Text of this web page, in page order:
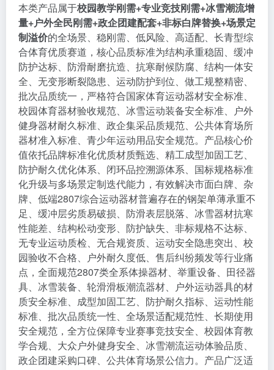
本类产品属于校园教学刚需+专业竞技刚需+冰雪潮流增
量+户外全民刚需+政企团建配套+非标白牌替换+场景定
制溢价的全场景、稳刚需、低风险、高适配、长青型综
合体育优质赛道，核心品质标准为结构承重稳固、缓冲
防护达标、防滑耐磨抗造、抗寒耐候防腐、结构一体安
全、无变形断裂隐患、运动防护到位、做工规整精密、
批次品质统一，严格符合国家体育运动器材安全标准、
校园体育器材验收规范、冰雪运动装备安全标准、户外
健身器材耐久标准、政企集采品质规范、公共体育场所
器材准入标准、青少年运动用品安全规范。产品核心价
值依托品牌标准化优质材质甄选、精工成型加固工艺、
防护耐久优化体系、闭环品控溯源体系、国标规格标准
化升级与多场景定制迭代能力，有效解决市面白牌、杂
牌、低端2807综合运动器材普遍存在的钢架单薄承重不
足、缓冲层劣质易破损、防滑表层脱落、冰雪器材抗寒
性能差、结构松动变形、防护缺失、非标规格不达标、
无专业运动质检、无合规资质、运动安全隐患突出、校
园验收不合格、户外耐久度低、售后纠纷频发等行业痛
点，全面规范2807类全系体操器材、举重设备、田径器
具、冰雪装备、轮滑滑板潮流器材、户外运动器具的材
质安全标准、成型加固工艺、防护耐久指标、运动性能
标准、批次品质统一性、全场景适配规范性、长期使用
安全规范，全方位保障专业赛事竞技安全、校园体育教
学合规、大众户外健身安全、冰雪潮流运动体验品质、
政企团建采购口碑、公共体育场景公信力。产品广泛适